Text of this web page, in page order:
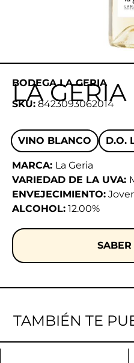
BODEGA LA GERIA
LA GERIA
SKU: 8423093062014
VINO BLANCO D.O.
MARCA: La Geria
VARIEDAD DE LA UVA:
ENVEJECIMIENTO:
ALCOHOL: 12.00%
TAMBIÉN TE